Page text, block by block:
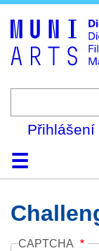
Přihlášení
DomůKolekce O
CAPTCHA